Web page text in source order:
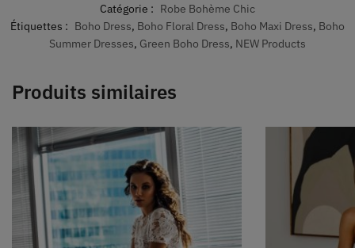
Catégorie : Robe Bohème Chic
Étiquettes : Boho Dress, Boho Floral Dress, Boho Maxi Dress, Boho
Summer Dresses, Green Boho Dress, NEW Products
Produits similaires